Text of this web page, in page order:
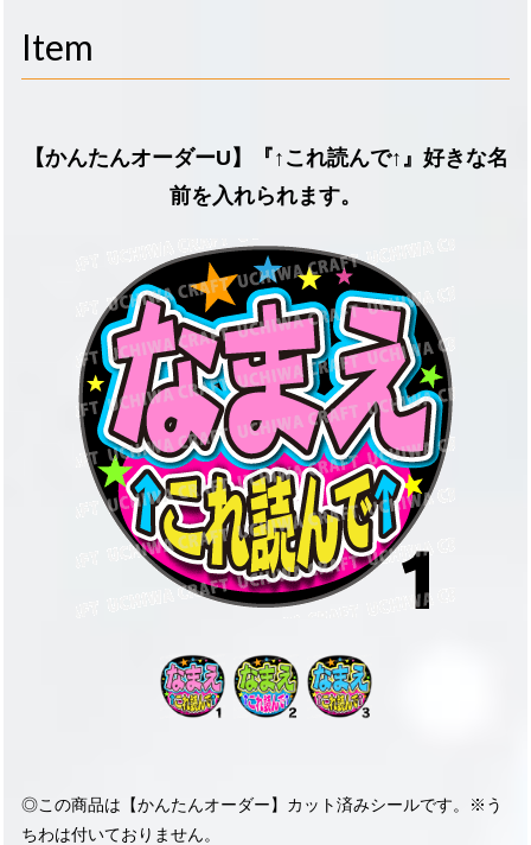
Item
【かんたんオーダーU】『↑これ読んで↑』好きな名
前を入れられます。
◎この商品は【かんたんオーダー】カット済みシールです。※う
ちわは付いておりません。